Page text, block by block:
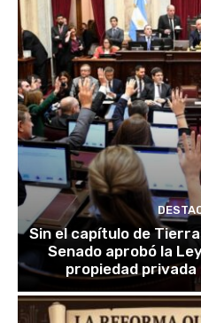
Sin el capítulo de
Senado aprobó la
propiedad privada